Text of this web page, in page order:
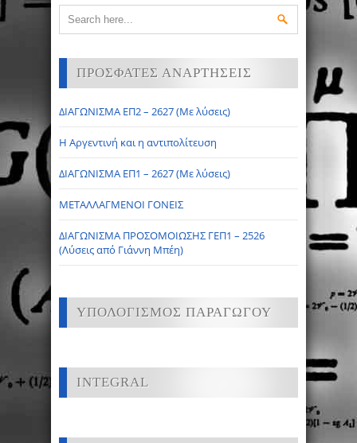
ΠΡΟΣΦΑΤΕΣ ΑΝΑΡΤΗΣΕΙΣ
ΔΙΑΓΩΝΙΣΜΑ ΕΠ2 – 2627 (Με λύσεις)
Η Αργεντινή και η αντιπολίτευση
ΔΙΑΓΩΝΙΣΜΑ ΕΠ1 – 2627 (Με λύσεις)
ΜΕΤΑΛΛΑΓΜΕΝΟΙ ΓΟΝΕΙΣ
ΔΙΑΓΩΝΙΣΜΑ ΠΡΟΣΟΜΟΙΩΣΗΣ ΓΕΠ1 – 2526
(Λύσεις από Γιάννη Μπέη)
ΥΠΟΛΟΓΙΣΜΟΣ ΠΑΡΑΓΩΓΟΥ
INTEGRAL